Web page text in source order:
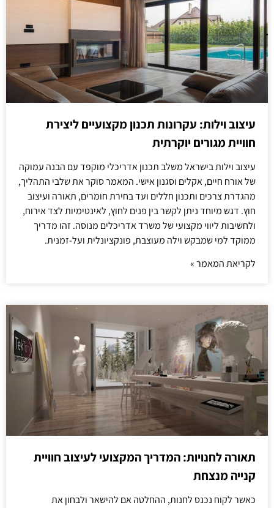
עיצוב וילות: עקרונות תכנון מקצועיים ליצירת
חוויית מגורים יוקרתית
עיצוב וילות בישראל משלב תכנון אדריכלי מוקפד עם הבנה עמוקה
של אורח חיים, אקלים וסגנון אישי. המאמר סוקר את שלבי התהליך,
מהגדרת צרכים ותכנון חללים ועד בחירת חומרים, תאורה ועיצוב
חוץ. דגש מיוחד ניתן לקשר בין פנים לחוץ, לאינטימיות לצד אירוח,
ולחשיבות ליווי מקצועי של משרד אדריכלים מנוסה. זהו מדריך
ממוקד למי שמבקש וילה מעוצבת, פונקציונלית ועל-זמנית.
לקריאת המאמר »
תאורה לחנויות: המדריך המקצועי לעיצוב חוויית
קנייה מנצחת
כאשר לקוח נכנס לחנות, ההחלטה אם להישאר ולבחון את